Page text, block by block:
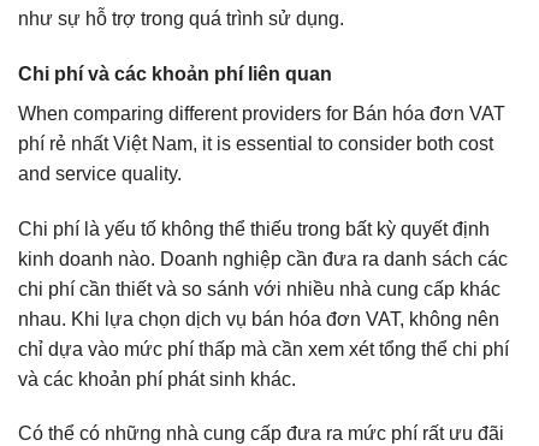
như sự hỗ trợ trong quá trình sử dụng.
Chi phí và các khoản phí liên quan
When comparing different providers for Bán hóa đơn VAT
phí rẻ nhất Việt Nam, it is essential to consider both cost
and service quality.
Chi phí là yếu tố không thể thiếu trong bất kỳ quyết định
kinh doanh nào. Doanh nghiệp cần đưa ra danh sách các
chi phí cần thiết và so sánh với nhiều nhà cung cấp khác
nhau. Khi lựa chọn dịch vụ bán hóa đơn VAT, không nên
chỉ dựa vào mức phí thấp mà cần xem xét tổng thể chi phí
và các khoản phí phát sinh khác.
Có thể có những nhà cung cấp đưa ra mức phí rất ưu đãi